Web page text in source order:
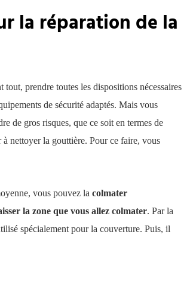
la réparation de la
tout, prendre toutes les dispositions nécessaires
de sécurité adaptés. Mais vous
de gros risques, que ce soit en termes de
nettoyer la gouttière. Pour ce faire, vous
vous pouvez la colmater
la zone que vous allez colmater. Par la
spécialement pour la couverture. Puis, il